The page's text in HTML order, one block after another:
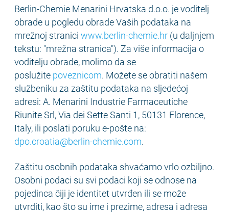
Berlin-Chemie Menarini Hrvatska d.o.o. je voditelj
obrade u pogledu obrade Vaših podataka na
mrežnoj stranici www.berlin-chemie.hr (u daljnjem
tekstu: "mrežna stranica"). Za više informacija o
voditelju obrade, molimo da se
poslužite poveznicom. Možete se obratiti našem
službeniku za zaštitu podataka na sljedećoj
adresi: A. Menarini Industrie Farmaceutiche
Riunite Srl, Via dei Sette Santi 1, 50131 Florence,
Italy, ili poslati poruku e-pošte na:
dpo.croatia@berlin-chemie.com.
Zaštitu osobnih podataka shvaćamo vrlo ozbiljno.
Osobni podaci su svi podaci koji se odnose na
pojedinca čiji je identitet utvrđen ili se može
utvrditi, kao što su ime i prezime, adresa i adresa